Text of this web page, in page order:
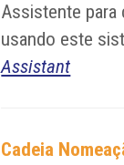
Assistente para
usando este
Assistant
Cadeia